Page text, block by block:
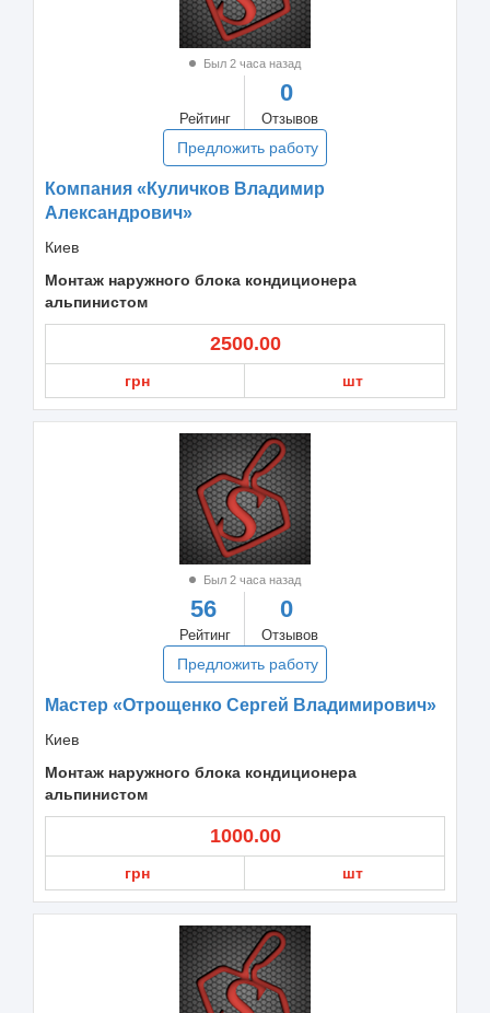
Был 2 часа назад
Рейтинг
0
Отзывов
Предложить работу
Компания «Куличков Владимир
Александрович»
Киев
Монтаж наружного блока кондиционера
альпинистом
2500.00
грн шт
Был 2 часа назад
56
Рейтинг
0
Отзывов
Предложить работу
Мастер «Отрощенко Сергей Владимирович»
Киев
Монтаж наружного блока кондиционера
альпинистом
1000.00
грн шт